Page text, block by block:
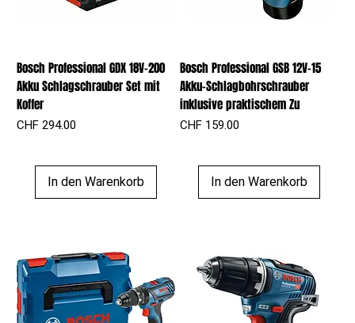
Bosch Professional GDX 18V-200
Akku Schlagschrauber Set mit
Koffer
Preis
CHF 294.00
In den Warenkorb
Bosch Professional GSB 12V-15
Akku-Schlagbohrschrauber
inklusive praktischem Zu
Preis
CHF 159.00
In den Warenkorb